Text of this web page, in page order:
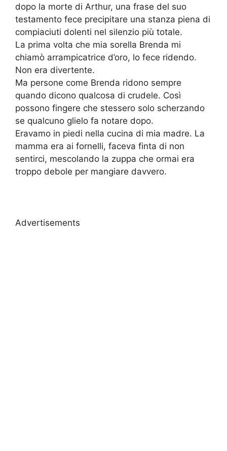
dopo la morte di Arthur, una frase del suo
testamento fece precipitare una stanza piena di
compiaciuti dolenti nel silenzio più totale.
La prima volta che mia sorella Brenda mi
chiamò arrampicatrice d’oro, lo fece ridendo.
Non era divertente.
Ma persone come Brenda ridono sempre
quando dicono qualcosa di crudele. Così
possono fingere che stessero solo scherzando
se qualcuno glielo fa notare dopo.
Eravamo in piedi nella cucina di mia madre. La
mamma era ai fornelli, faceva finta di non
sentirci, mescolando la zuppa che ormai era
troppo debole per mangiare davvero.
Advertisements